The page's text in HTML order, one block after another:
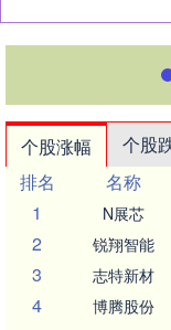
个股涨幅 个股
排名
名称
1
N展芯
2 锐翔智能
3 志特新材
4 博腾股份